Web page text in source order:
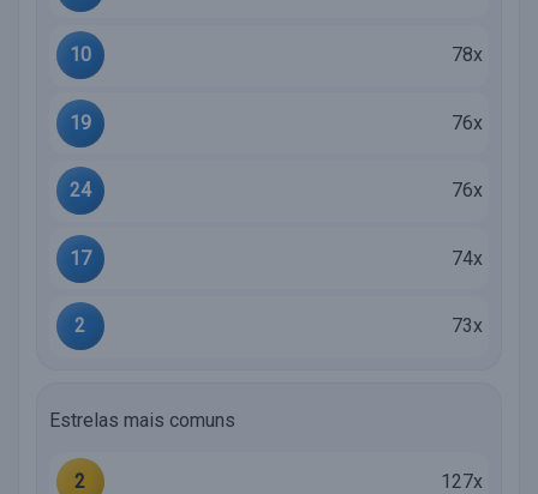
10 78x
19 76x
24 76x
17 74x
2 73x
Estrelas mais comuns
2 127x